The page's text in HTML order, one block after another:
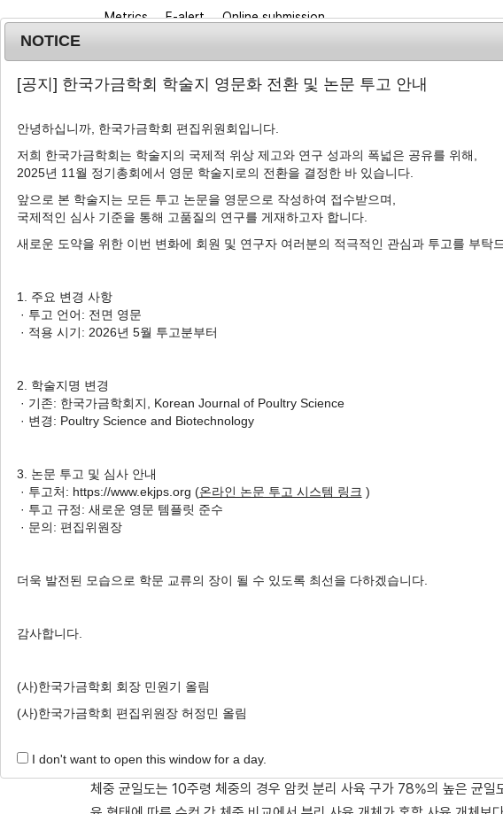
Metrics E-alert Online submission
Journal info Browse articles
Korean J. Poult. Sci. 2021;48(3):123- 131
pISSN: 1225-6625, eISSN: 2287-5387
Article
암수 분리 사육과 혼합 사육이 토종닭의 생산성에
Effect of Separate-Sex and Straight-
Korean Native Chickens
, Seung Hak Lee
Author Information & Copyright
Published Online: Sep 30, 2021
본 연구는 한국 토종닭의 암수 분리 사육과 혼합 사육이 개체의 생산능
한 바람직한 사육 체계를 제시하고자 한 것이다. 시험은 토종 실용계인 GSP
구 및 암수 혼합 사육 구로 구분하고, 1일령부터 12주령까지 생존율, 체중,
시험 구의 평균 생존율은 97.9%로서 사육 형태 간 차이는 없었다. 체중은
(P<0.01), 4주령 이후부터 수컷 분리 사육 구, 혼합 사육 구, 암컷 분리 사
체중 균일도는 10주령 체중의 경우 암컷 분리 사육 구가 78%의 높은 균
NOTICE
[공지] 한국가금학회 학술지 영문화 전환 및 논문 투고 안내
안녕하십니까, 한국가금학회 편집위원회입니다.
저희 한국가금학회는 학술지의 국제적 위상 제고와 연구 성과의 폭넓은 공유를 위해,
2025년 11월 정기총회에서 영문 학술지로의 전환을 결정한 바 있습니다.
앞으로 본 학술지는 모든 투고 논문을 영문으로 작성하여 접수받으며,
국제적인 심사 기준을 통해 고품질의 연구를 게재하고자 합니다.
새로운 도약을 위한 이번 변화에 회원 및 연구자 여러분의 적극적인 관심과 투고를 부탁
1. 주요 변경 사항
· 투고 언어: 전면 영문
· 적용 시기: 2026년 5월 투고분부터
2. 학술지명 변경
· 기존: 한국가금학회지, Korean Journal of Poultry Science
· 변경: Poultry Science and Biotechnology
3. 논문 투고 및 심사 안내
· 투고처: https://www.ekjps.org (온라인 논문 투고 시스템 링크 )
· 투고 규정: 새로운 영문 템플릿 준수
· 문의: 편집위원장
더욱 발전된 모습으로 학문 교류의 장이 될 수 있도록 최선을 다하겠습니다.
감사합니다.
(사)한국가금학회 회장 민원기 올림
(사)한국가금학회 편집위원장 허정민 올림
I don't want to open this window for a day.